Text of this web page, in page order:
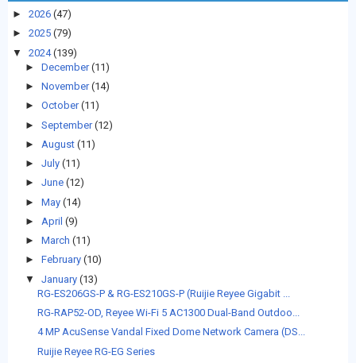
► 2026 (47)
► 2025 (79)
▼
2024 (139)
► December (11)
► November (14)
► October (11)
► September (12)
► August (11)
► July (11)
► June (12)
► May (14)
► April (9)
► March (11)
► February (10)
▼
January (13)
RG-ES206GS-P & RG-ES210GS-P (Ruijie Reyee Gigabit ...
RG-RAP52-OD, Reyee Wi-Fi 5 AC1300 Dual-Band Outdoo...
4 MP AcuSense Vandal Fixed Dome Network Camera (DS...
Ruijie Reyee RG-EG Series